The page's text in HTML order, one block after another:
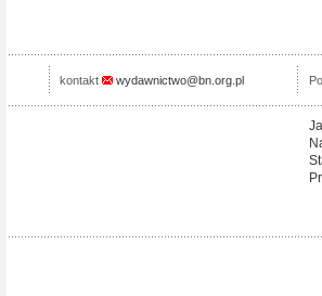
kontakt wydawnictwo@bn.org.pl